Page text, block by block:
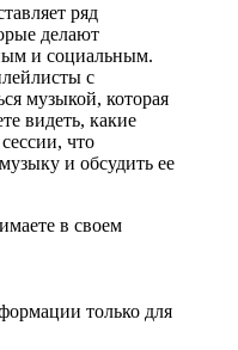
ряд
делают
и социальным.
с
музыкой, которая
видеть, какие
что
и обсудить ее
в своем
только для